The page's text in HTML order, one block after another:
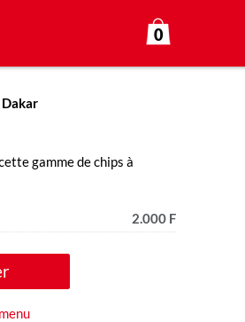
0
gamme de chips à
2.000 F